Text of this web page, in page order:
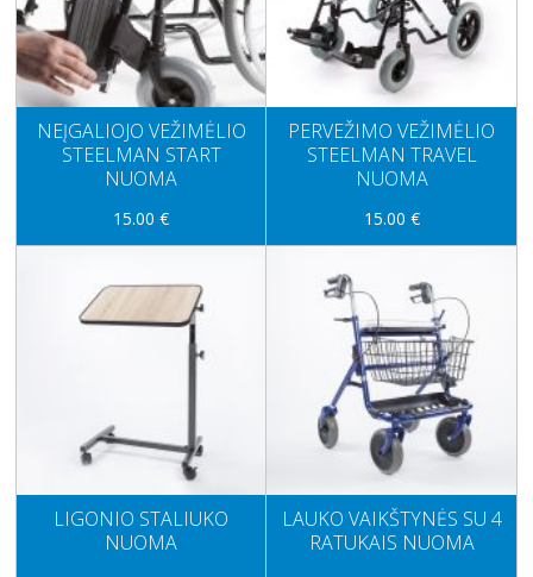
NEĮGALIOJO VEŽIMĖLIO
STEELMAN START
NUOMA
15.00 €
PERVEŽIMO VEŽIMĖLIO
STEELMAN TRAVEL
NUOMA
15.00 €
LIGONIO STALIUKO
NUOMA
LAUKO VAIKŠTYNĖS SU 4
RATUKAIS NUOMA